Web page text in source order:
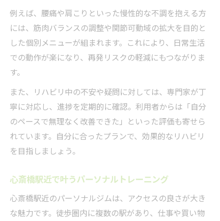
安全に始めるパーソナルトレーニングの注
意点
リハビリ対応のパーソナルトレーニングと
は
認定トレーナーによる安心サポート体制
無理なく継続できる安全な運動プログラム
仕事帰りに通いやすい運動プログラムの魅力
パーソナルトレーニングは仕事帰りにも最
リハビリプログラムも夜間対応で通いやす
い
心斎橋駅近で利便性を実感できる理由
例えば、腰痛や肩こりといった慢性的な不調を抱える方
には、筋肉バランスの調整や関節可動域の拡大を目的と
した個別メニューが組まれます。これにより、日常生活
での動作が楽になり、再発リスクの軽減にもつながりま
す。
また、リハビリ中の不安や疑問に対しては、専門家が丁
寧に対応し、進捗を定期的に確認。利用者からは「自分
のペースで無理なく改善できた」といった評価も寄せら
れています。自分に合ったプランで、効果的なリハビリ
を目指しましょう。
心斎橋駅近で叶うパーソナルトレーニング
心斎橋駅近のパーソナルジムは、アクセスの良さが大き
な魅力です。徒歩圏内に複数の駅があり、仕事や買い物